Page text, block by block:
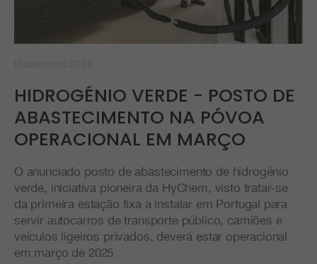
HIDROGÉNIO VERDE - POSTO DE
ABASTECIMENTO NA PÓVOA
OPERACIONAL EM MARÇO
O anunciado posto de abastecimento de hidrogénio
verde, iniciativa pioneira da HyChem, visto tratar-se
da primeira estação fixa a instalar em Portugal para
servir autocarros de transporte público, camiões e
veículos ligeiros privados, deverá estar operacional
em março de 2025.